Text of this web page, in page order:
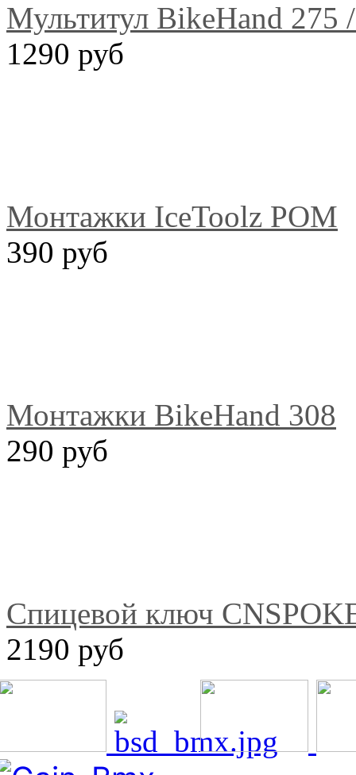
Мультитул BikeHand
1290 руб
Монтажки IceToolz POM
390 руб
Монтажки BikeHand 308
290 руб
Спицевой ключ
2190 руб